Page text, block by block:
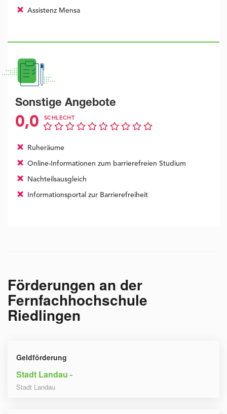
Assistenz Mensa
Sonstige Angebote
0,0 SCHLECHT
Ruheräume
Online-Informationen zum barrierefreien Studium
Nachteilsausgleich
Informationsportal zur Barrierefreiheit
Förderungen an der
Fernfachhochschule
Riedlingen
Geldförderung
Stadt Landau -
Stadt Landau